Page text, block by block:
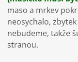
maso a mrkev
neosychalo,
nebudeme, takže
stranou.